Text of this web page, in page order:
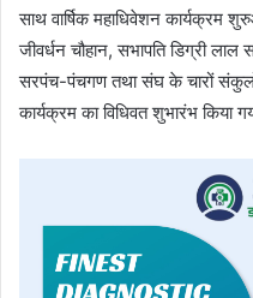
साथ वार्षिक महाधिवेशन कार्यक्रम
जीवर्धन चौहान, सभापति डिग्री
सरपंच-पंचगण तथा संघ के चारों संकुलों
कार्यक्रम का विधिवत शुभारंभ किया